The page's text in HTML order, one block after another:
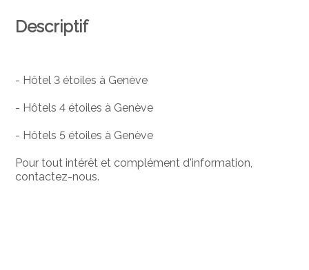
Descriptif
- Hôtel 3 étoiles à Genève
- Hôtels 4 étoiles à Genève
- Hôtels 5 étoiles à Genève
Pour tout intérêt et complément d'information,
contactez-nous.